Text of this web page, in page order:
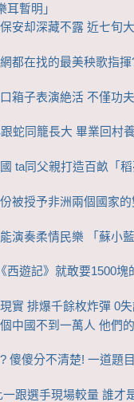
暫明」
安却深藏不露 近七旬
都在找的最美秧歌指
箱子表演絶活 不僅功
蛇同籠長大 畢業回村
ta同父親打造百畝「
被授予非洲兩個國家
演奏柔情民樂 「蘇小
西遊記》就敢要1500塊
實 排爆千餘枚炸彈 0
中國不到一萬人 他們
傻傻分不清楚! 一道題
跟選手現場較量 誰才